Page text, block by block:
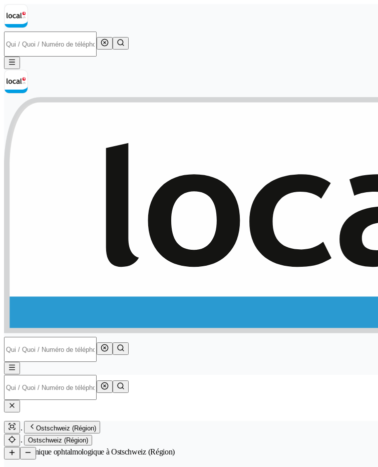
Ostschweiz (Région)
Ostschweiz (Région)
/Clinique ophtalmologique à Ostschweiz (Région)